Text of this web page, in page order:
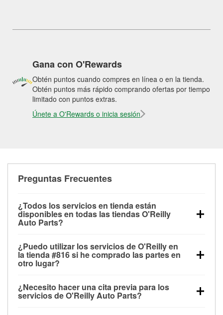
Gana con O'Rewards
Obtén puntos cuando compres en línea o en la tienda.
Obtén puntos más rápido comprando ofertas por tiempo
limitado con puntos extras.
Únete a O'Rewards o inicia sesión
Preguntas Frecuentes
¿Todos los servicios en tienda están
disponibles en todas las tiendas O'Reilly
Auto Parts?
las pruebas de batería, pruebas de alternador y
motor de arranque, revisión de la luz “Check Engine”
con O'Reilly VeriScan® e instalación de
limpiaparabrisas o bombillas, están disponibles en
todas las tiendas O'Reilly Auto Parts. La tienda
¿Puedo utilizar los servicios de O'Reilly en
la tienda #816 si he comprado las partes en
otro lugar?
de O'Reilly Auto Parts que estén disponibles en la
tienda #816 de Hillsboro, TX aunque hayas
¿Necesito hacer una cita previa para los
servicios de O'Reilly Auto Parts?